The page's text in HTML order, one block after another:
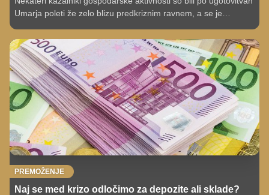
Umarja poleti že zelo blizu predkriznim ravnem, a se je
Evropi povečuje že tako visoko negotovost, zato predvidevamo
nadaljnja nihanja gospodarske aktivnosti in počasno okrevanje
v prihodnjem letu," so izpostavili.
PREMOŽENJE
Naj se med krizo odločimo za depozite ali sklade?